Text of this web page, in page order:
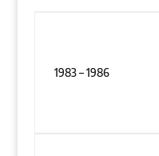
1983 – 1986